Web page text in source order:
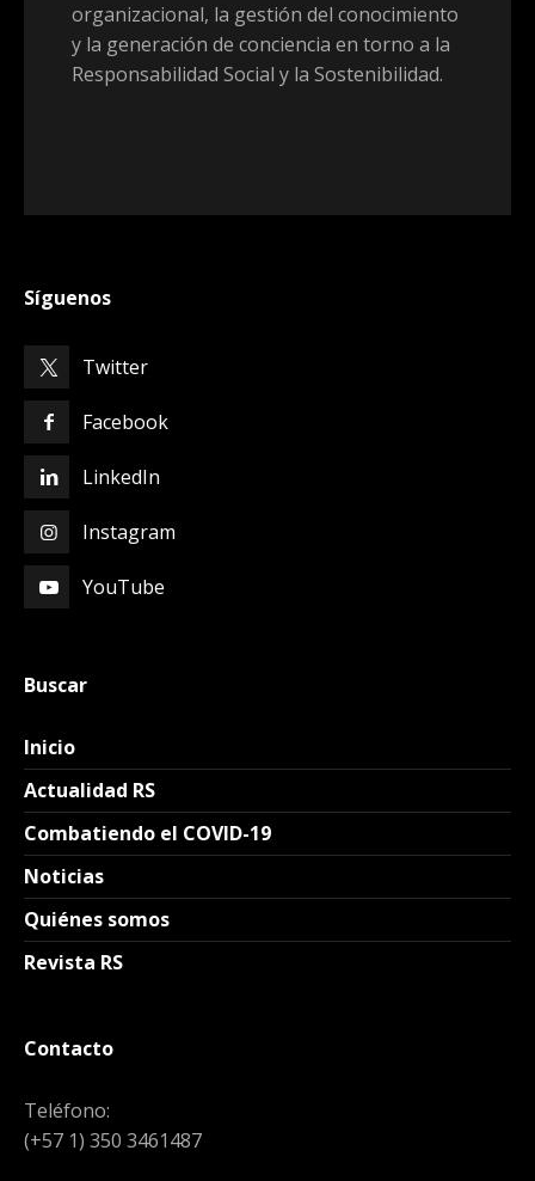
organizacional, la gestión del conocimiento
y la generación de conciencia en torno a la
Responsabilidad Social y la Sostenibilidad.
Síguenos
Twitter
Facebook
LinkedIn
Instagram
YouTube
Buscar
Inicio
Actualidad RS
Combatiendo el COVID-19
Noticias
Quiénes somos
Revista RS
Contacto
Teléfono:
(+57 1) 350 3461487